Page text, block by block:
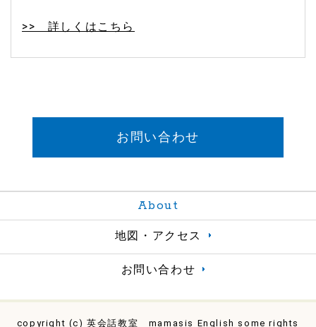
>> 詳しくはこちら
お問い合わせ
About
地図・アクセス
お問い合わせ
copyright (c) 英会話教室 mamasis English some rights